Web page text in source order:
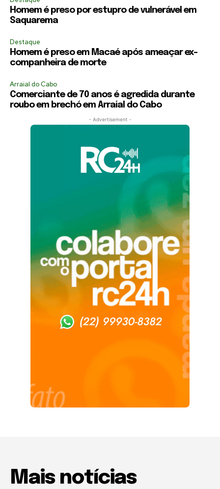
Homem é preso por estupro de vulnerável em
Saquarema
Destaque
Homem é preso em Macaé após ameaçar ex-
companheira de morte
Arraial do Cabo
Comerciante de 70 anos é agredida durante
roubo em brechó em Arraial do Cabo
- Advertisement -
Mais notícias